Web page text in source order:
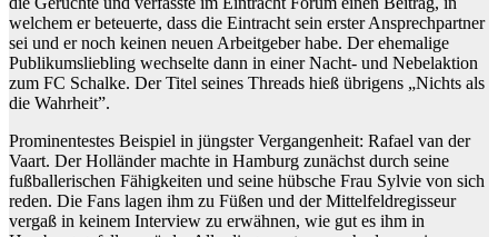
welchem er beteuerte, dass die Eintracht sein erster Ansprechpartner
sei und er noch keinen neuen Arbeitgeber habe. Der ehemalige
Publikumsliebling wechselte dann in einer Nacht- und Nebelaktion
zum FC Schalke. Der Titel seines Threads hieß übrigens „Nichts als
die Wahrheit”.
Prominentestes Beispiel in jüngster Vergangenheit: Rafael van der
Vaart. Der Holländer machte in Hamburg zunächst durch seine
fußballerischen Fähigkeiten und seine hübsche Frau Sylvie von sich
reden. Die Fans lagen ihm zu Füßen und der Mittelfeldregisseur
vergaß in keinem Interview zu erwähnen, wie gut es ihm in